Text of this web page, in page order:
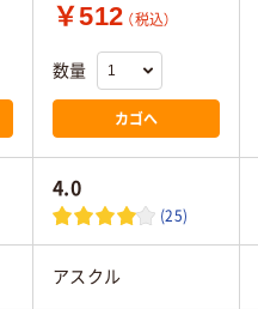
￥512 （税込）
数量
カゴへ
4.0
(25)
アスクル